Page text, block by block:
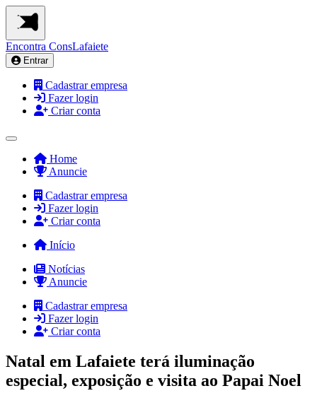
Encontra ConsLafaiete
Entrar
Cadastrar empresa
Fazer login
Criar conta
Home
Anuncie
Cadastrar empresa
Fazer login
Criar conta
Início
Notícias
Anuncie
Cadastrar empresa
Fazer login
Criar conta
Natal em Lafaiete terá iluminação
especial, exposição e visita ao Papai Noel